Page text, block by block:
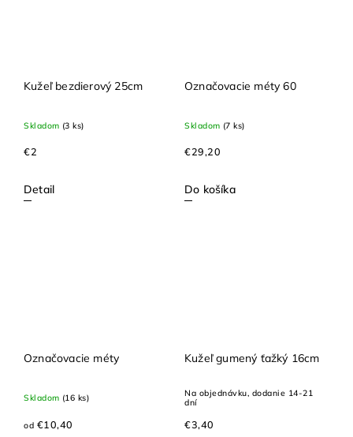
Kužeľ bezdierový 25cm
Skladom (3 ks)
€2
Detail
Označovacie méty 60
Skladom (7 ks)
€29,20
Do košíka
Označovacie méty
Skladom (16 ks)
od €10,40
Kužeľ gumený ťažký 16cm
Na objednávku, dodanie 14-21
dní
€3,40